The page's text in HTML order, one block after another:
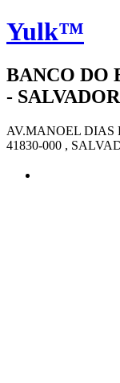
Yulk™
BANCO DO
-
AV.MANOEL DIAS
41830-000 ,